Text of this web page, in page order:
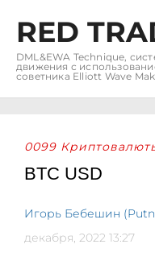
RED
DML&EWA Technique,
движения с
советника Elliott Wave
0099
BTC USD
Игорь Бебешин
декабря, 2022 13:27